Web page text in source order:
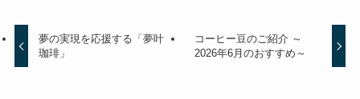
夢の実現を応援する「夢叶
珈琲」
コーヒー豆のご紹介 ～
2026年6月のおすすめ～